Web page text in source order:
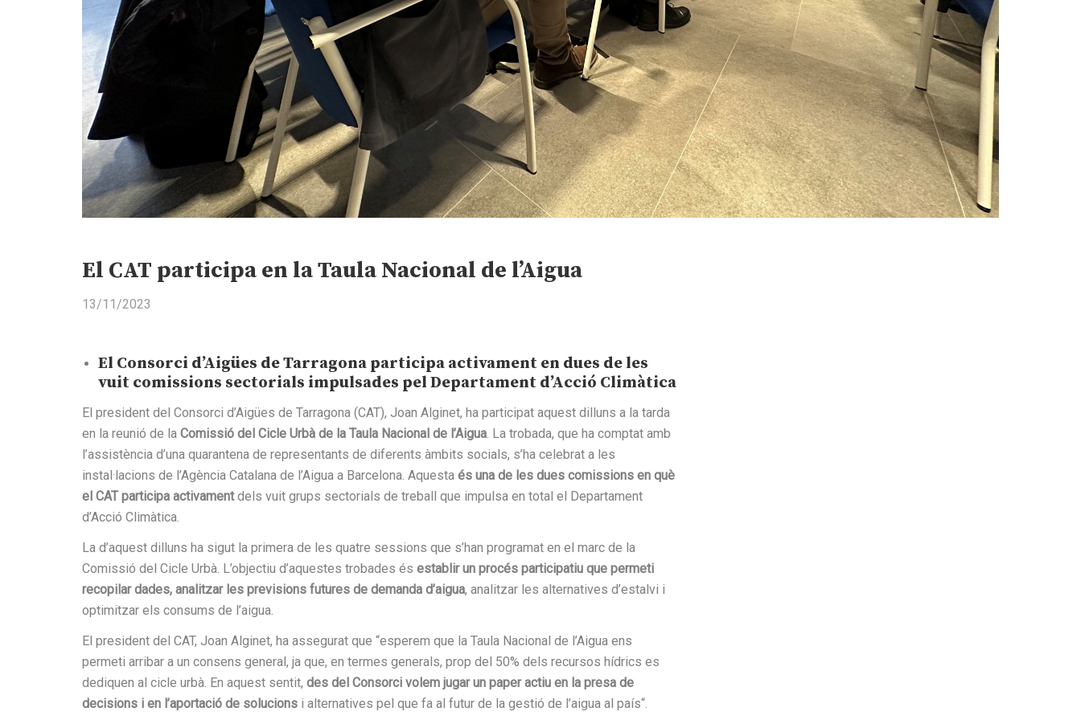
El CAT participa en la Taula Nacional de l’Aigua
13/11/2023
El Consorci d’Aigües de Tarragona participa activament en dues de les
vuit comissions sectorials impulsades pel Departament d’Acció Climàtica
El president del Consorci d’Aigües de Tarragona (CAT), Joan Alginet, ha participat aquest dilluns a la tarda
en la reunió de la Comissió del Cicle Urbà de la Taula Nacional de l’Aigua. La trobada, que ha comptat amb
l’assistència d’una quarantena de representants de diferents àmbits socials, s’ha celebrat a les
instal·lacions de l’Agència Catalana de l’Aigua a Barcelona. Aquesta és una de les dues comissions en què
el CAT participa activamentdels vuit grups sectorials de treball que impulsa en total el Departament
d’Acció Climàtica.
La d’aquest dilluns ha sigut la primera de les quatre sessions que s’han programat en el marc de la
Comissió del Cicle Urbà. L’objectiu d’aquestes trobades és establir un procés participatiu que permeti
recopilar dades, analitzar les previsions futures de demanda d’aigua, analitzar les alternatives d’estalvi i
optimitzar els consums de l’aigua.
El president del CAT, Joan Alginet, ha assegurat que “esperem que la Taula Nacional de l’Aigua ens
permeti arribar a un consens general, ja que, en termes generals, prop del 50% dels recursos hídrics es
dediquen al cicle urbà. En aquest sentit, des del Consorci volem jugar un paper actiu en la presa de
decisions i en l’aportació de solucions i alternatives pel que fa al futur de la gestió de l’aigua al país“.